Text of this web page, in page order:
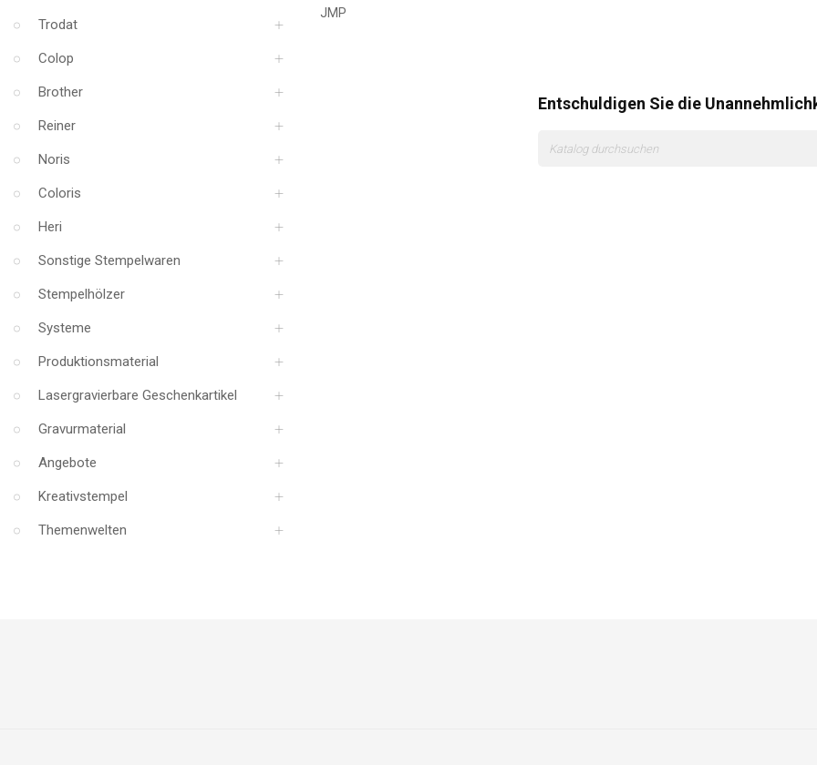
Trodat
Colop
Brother
Reiner
Noris
Coloris
Heri
Sonstige Stempelwaren
Stempelhölzer
Systeme
Produktionsmaterial
Lasergravierbare Geschenkartikel
Gravurmaterial
Angebote
Kreativstempel
Themenwelten
JMP
Entschuldigen Sie die